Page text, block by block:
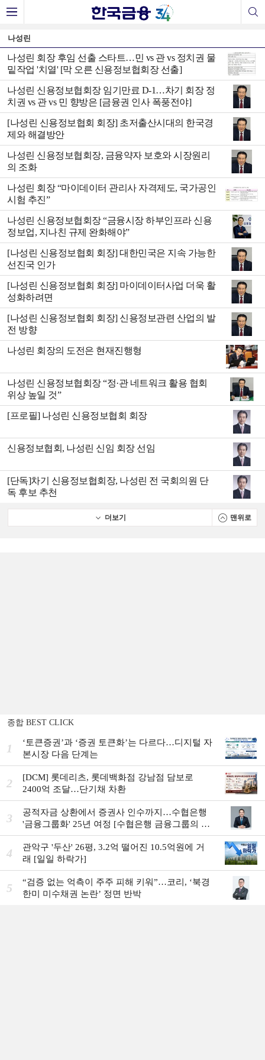
나성린
나성린 회장 후임 선출 스타트…민 vs 관 vs 정치권 물
밑작업 '치열' [막 오른 신용정보협회장 선출]
나성린 신용정보협회장 임기만료 D-1…차기 회장 정
치권 vs 관 vs 민 향방은 [금융권 인사 폭풍전야]
[나성린 신용정보협회 회장] 초저출산시대의 한국경
제와 해결방안
나성린 신용정보협회장, 금융약자 보호와 시장원리
의 조화
나성린 회장 “마이데이터 관리사 자격제도, 국가공인
시험 추진”
나성린 신용정보협회장 “금융시장 하부인프라 신용
정보업, 지나친 규제 완화해야”
[나성린 신용정보협회 회장] 대한민국은 지속 가능한
선진국 인가
[나성린 신용정보협회 회장] 마이데이터사업 더욱 활
성화하려면
[나성린 신용정보협회 회장] 신용정보관련 산업의 발
전 방향
나성린 회장의 도전은 현재진행형
나성린 신용정보협회장 “정·관 네트워크 활용 협회
위상 높일 것”
[프로필] 나성린 신용정보협회 회장
신용정보협회, 나성린 신임 회장 선임
[단독]차기 신용정보협회장, 나성린 전 국회의원 단
독 후보 추천
더보기 맨위로
종합 BEST CLICK
1
‘토큰증권’과 ‘증권 토큰화’는 다르다…디지털 자
본시장 다음 단계는
2
[DCM] 롯데리츠, 롯데백화점 강남점 담보로
2400억 조달…단기채 차환
3
공적자금 상환에서 증권사 인수까지…수협은행
'금융그룹화' 25년 여정 [수협은행 금융그룹의 꿈
①]
4
관악구 '두산' 26평, 3.2억 떨어진 10.5억원에 거
래 [일일 하락가]
5
“검증 없는 억측이 주주 피해 키워”…코리, ‘북경
한미 미수채권 논란’ 정면 반박